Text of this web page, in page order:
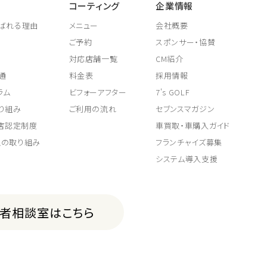
れる理由
ム
組み
認定制度
取り組み
コーティング
メニュー
ご予約
対応店舗一覧
料金表
ビフォーアフター
ご利用の流れ
企業情報
会社概要
スポンサー・協賛
CM紹介
採用情報
7's GOLF
セブンスマガジン
車買取・車購入ガイド
フランチャイズ募集
システム導入支援
相談室はこちら